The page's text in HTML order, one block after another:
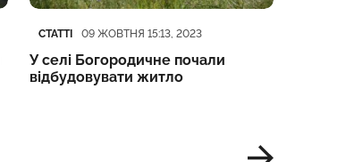
Категорія
СТАТТІ
Дата публікації
09 ЖОВТНЯ 15:13, 2023
У селі Богородичне почали
відбудовувати житло